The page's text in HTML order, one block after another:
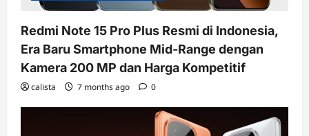
Redmi Note 15 Pro Plus Resmi di Indonesia,
Era Baru Smartphone Mid-Range dengan
Kamera 200 MP dan Harga Kompetitif
calista 7 months ago 0